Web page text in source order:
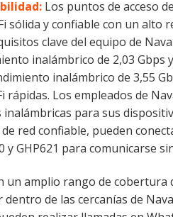
Los puntos de acceso
sólida y confiable con un alto
clave del equipo de
inalámbrico de 2,03 Gbps
inalámbrico de 3,55
rápidas. Los empleados de
para sus
red confiable, pueden
y GHP621 para comunicarse
un amplio rango de cobertura
de las cercanías de